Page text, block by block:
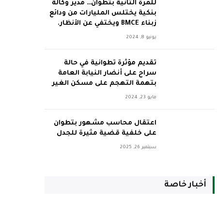
للمرة الثانية بتطوان… مدير وكالة
بنكية يختلس المليارات من ودائع
زبناء BMCE ويختفي عن الأنظار.
يونيو 8, 2024
تقديم مؤثرة تطوانية في حالة
سراح على أنضار النيابة العامة
بتهمة التهجم على مسكن الغير
مايو 23, 2024
اعتقال محاسب مشهور بتطوان
على خلفية قضية مثيرة للجدل
سبتمبر 26, 2025
أخبار خاصة